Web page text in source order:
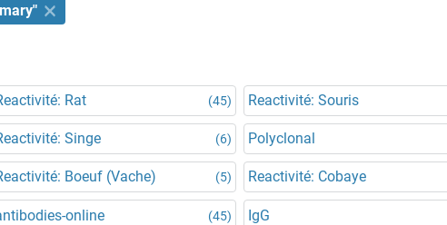
Rat (45) Reactivité: Souris
Singe (6) Polyclonal
Boeuf (Vache) (5) Reactivité: Cobaye
online (45) IgG